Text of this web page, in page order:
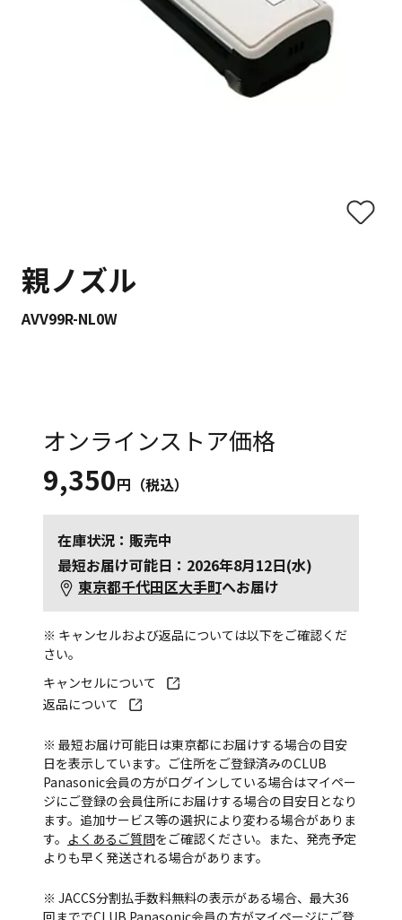
親ノズル
AVV99R-NL0W
オンラインストア価格
9,350円（税込）
在庫状況：販売中
最短お届け可能日：2026年8月12日(水)
東京都千代田区大手町へお届け
※ キャンセルおよび返品については以下をご確認くだ
さい。
キャンセルについて
返品について
※ 最短お届け可能日は東京都にお届けする場合の目安
日を表示しています。ご住所をご登録済みのCLUB
Panasonic会員の方がログインしている場合はマイペー
ジにご登録の会員住所にお届けする場合の目安日となり
ます。追加サービス等の選択により変わる場合がありま
す。 よくあるご質問をご確認ください。また、発売予定
よりも早く発送される場合があります。
※ JACCS分割払手数料無料の表示がある場合、最大36
回まででCLUB Panasonic会員の方がマイページにご登